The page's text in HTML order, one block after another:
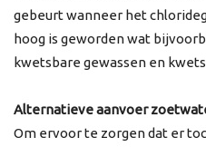
gebeurt wanneer het
hoog is geworden wat
kwetsbare gewassen en
Alternatieve aanvoer
Om ervoor te zorgen dat er